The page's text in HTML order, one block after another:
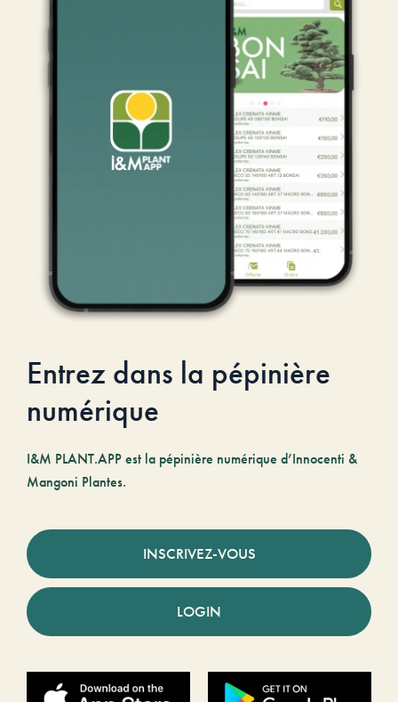
Entrez dans la pépinière
numérique
I&M PLANT.APP est la pépinière numérique d’Innocenti &
Mangoni Plantes.
INSCRIVEZ-VOUS
LOGIN